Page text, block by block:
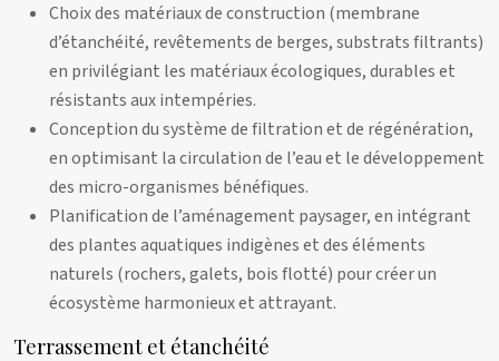
Choix des matériaux de construction (membrane
d’étanchéité, revêtements de berges, substrats filtrants)
en privilégiant les matériaux écologiques, durables et
résistants aux intempéries.
Conception du système de filtration et de régénération,
en optimisant la circulation de l’eau et le développement
des micro-organismes bénéfiques.
Planification de l’aménagement paysager, en intégrant
des plantes aquatiques indigènes et des éléments
naturels (rochers, galets, bois flotté) pour créer un
écosystème harmonieux et attrayant.
Terrassement et étanchéité